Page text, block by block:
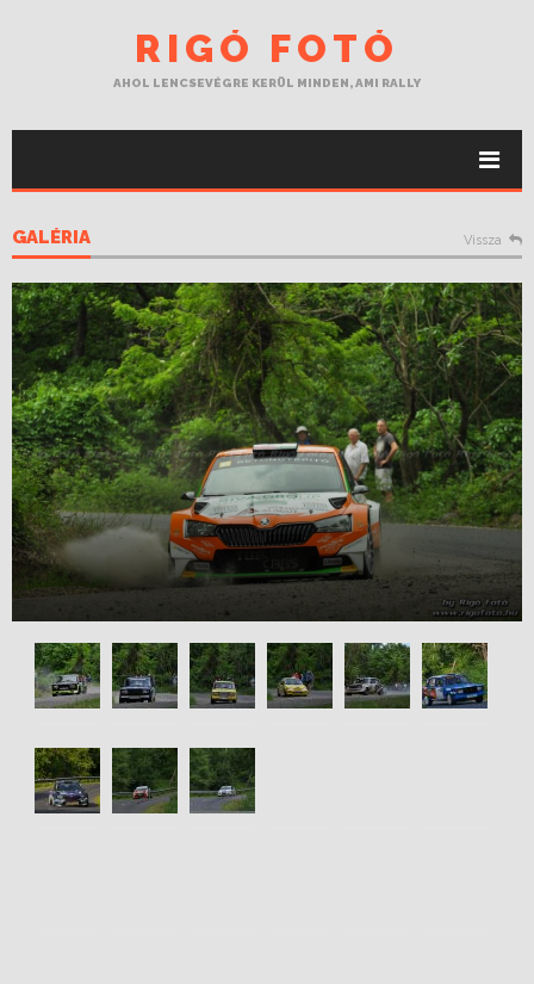
RIGÓ FOTÓ
AHOL LENCSEVÉGRE KERÜL MINDEN, AMI RALLY
GALÉRIA Vissza